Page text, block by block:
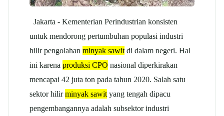
Jakarta - Kementerian Perindustrian konsisten
untuk mendorong pertumbuhan populasi industri
hilir pengolahan minyak sawit di dalam negeri. Hal
ini karena produksi CPO nasional diperkirakan
mencapai 42 juta ton pada tahun 2020. Salah satu
sektor hilirminyak sawit yang tengah dipacu
pengembangannya adalah subsektor industri